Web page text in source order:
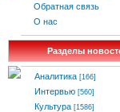
Обратная связь
О нас
Разделы
Аналитика [166]
Интервью [560]
Культура [1586]